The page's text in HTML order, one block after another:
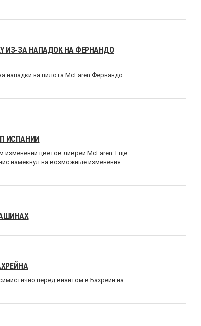
ИЗ-ЗА НАПАДОК НА ФЕРНАНДО
нападки на пилота McLaren Фернандо
ИСПАНИИ
цветов ливреи McLaren. Ещё
намекнул на возможные изменения
перед визитом в Бахрейн на